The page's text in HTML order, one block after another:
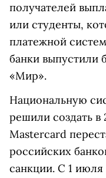
получателей
или студенты,
платежной
банки выпустили
«Мир».
Национальную
решили создать в
Masterсard
российских
санкции. С 1